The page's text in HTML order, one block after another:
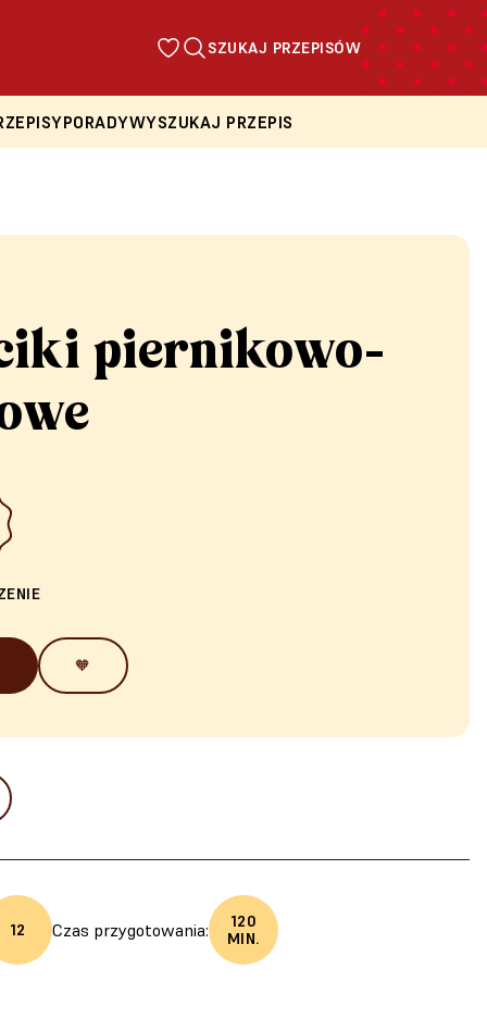
SZUKAJ PRZEPISÓW
PORADYWYSZUKAJ PRZEPIS
piernikowo-
🧡
12 Czas przygotowania:
120
MIN.